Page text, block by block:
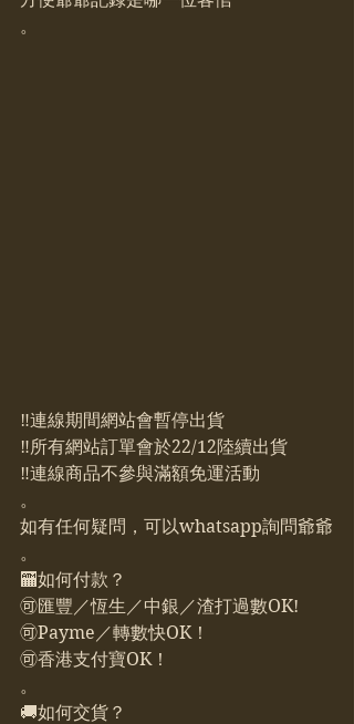
。
‼️連線期間網站會暫停出貨
‼️所有網站訂單會於22/12陸續出貨
‼️連線商品不參與滿額免運活動
。
如有任何疑問，可以whatsapp詢問爺爺
。
🏧如何付款？
🉑匯豐／恆生／中銀／渣打過數OK!
🉑Payme／轉數快OK！
🉑香港支付寶OK！
。
🚚如何交貨？